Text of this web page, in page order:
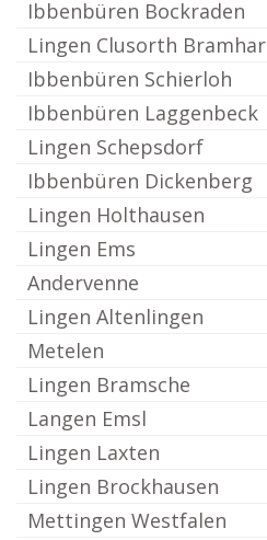
Ibbenbüren Bockraden
Lingen Clusorth Bramhar
Ibbenbüren Schierloh
Ibbenbüren Laggenbeck
Lingen Schepsdorf
Ibbenbüren Dickenberg
Lingen Holthausen
Lingen Ems
Andervenne
Lingen Altenlingen
Metelen
Lingen Bramsche
Langen Emsl
Lingen Laxten
Lingen Brockhausen
Mettingen Westfalen